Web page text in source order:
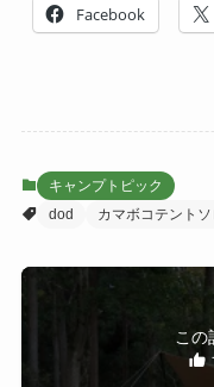
Facebook
キャンプトピック
dod
カマボコテントソ
この